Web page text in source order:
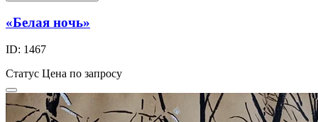
«Белая ночь»
ID: 1467
Статус Цена по запросу